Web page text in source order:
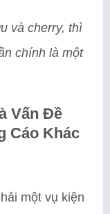
và cherry, thì
chính là một
Vấn Đề
Cáo Khác
một vụ kiện